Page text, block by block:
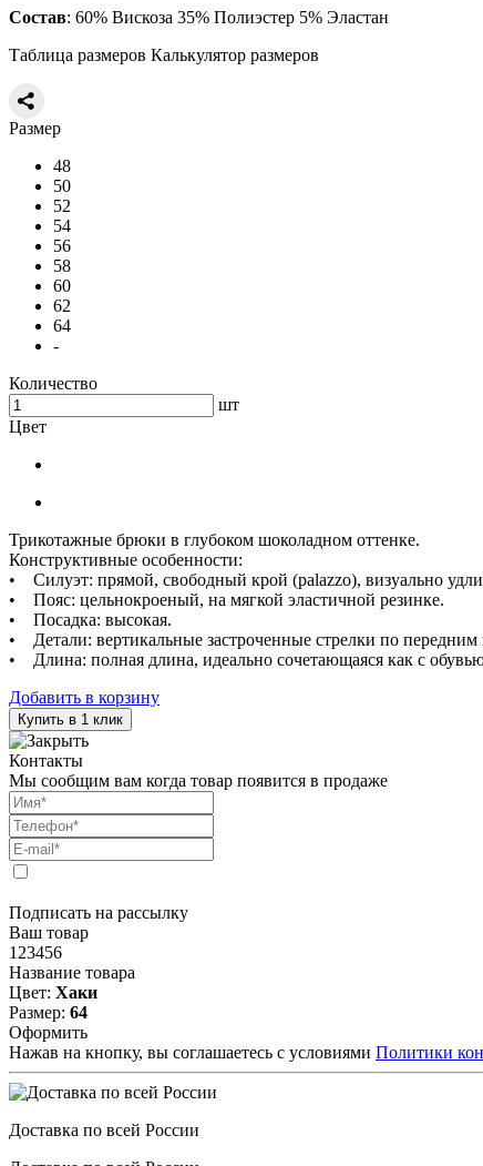
Состав: 60% Вискоза 35% Полиэстер 5% Эластан
Таблица размеров Калькулятор размеров
Размер
48
50
52
54
56
58
60
62
64
-
Количество
шт
Цвет
Трикотажные брюки в глубоком шоколадном оттенке.
Конструктивные особенности:
• Силуэт: прямой, свободный крой (palazzo), визуально
• Пояс: цельнокроеный, на мягкой эластичной резинке.
• Посадка: высокая.
• Детали: вертикальные застроченные стрелки по
• Длина: полная длина, идеально сочетающаяся как с
Добавить в корзину
Купить в 1 клик
Контакты
Мы сообщим вам когда товар появится в продаже
Подписать на рассылку
Ваш товар
123456
Название товара
Цвет: Хаки
Размер: 64
Оформить
Нажав на кнопку, вы соглашаетесь с условиями Политики
Доставка по всей России